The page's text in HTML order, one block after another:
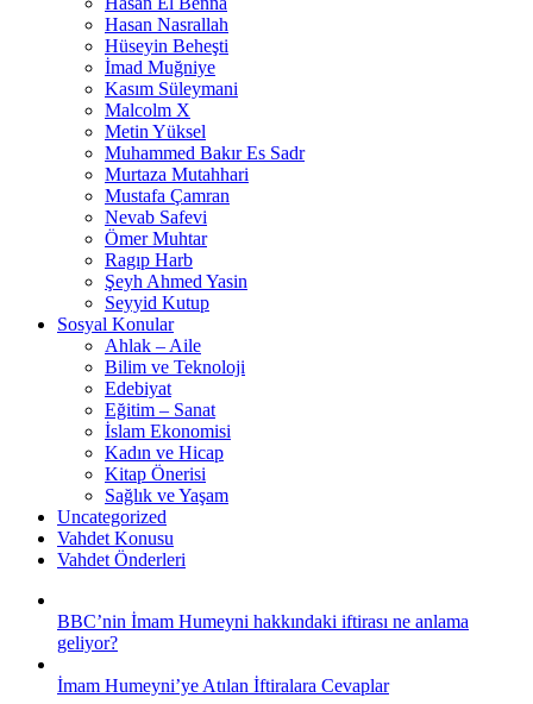
Hasan Nasrallah
Hüseyin Beheşti
İmad Muğniye
Kasım Süleymani
Malcolm X
Metin Yüksel
Muhammed Bakır Es Sadr
Murtaza Mutahhari
Mustafa Çamran
Nevab Safevi
Ömer Muhtar
Ragıp Harb
Şeyh Ahmed Yasin
Seyyid Kutup
Sosyal Konular
Ahlak – Aile
Bilim ve Teknoloji
Edebiyat
Eğitim – Sanat
İslam Ekonomisi
Kadın ve Hicap
Kitap Önerisi
Sağlık ve Yaşam
Uncategorized
Vahdet Konusu
Vahdet Önderleri
BBC’nin İmam Humeyni hakkındaki iftirası ne anlama
geliyor?
İmam Humeyni’ye Atılan İftiralara Cevaplar